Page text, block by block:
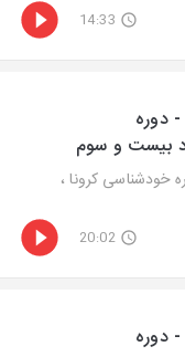
14:33
دوره
بیست و سوم
کرونا ،
20:02
دوره